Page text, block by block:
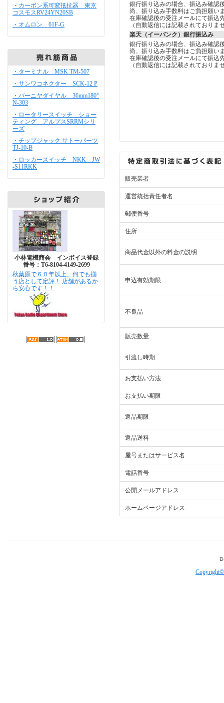
・カーボン系可変抵抗器 東京
コスモスRV24YN20SB
・オムロン 61F-G
・ターミナル MSK TM-507
・サンワコネクター SCK-12 P
・バーニヤダイヤル 36mm180°
N-303
・ロータリースイッチ ショー
ティング アルプスSRRMシリ
ーズ
・チップジャック サトーパーツ
TJ-10-B
・ロッカースイッチ NKK JW
-S11RKK
小林電機商会 インボイス登録
番号：T6-8104-4149-2699
秋葉原で６０年以上、何でも揃
う店として定評！ 店舗があるか
ら安心です！！
銀行振り込みの場合、振込み確認
尚、振り込み手数料はご負担願い
在庫確認後の受注メールにて振込
（自動返信には記載されておりま
楽天（イーバンク）銀行振込み
銀行振り込みの場合、振込み確認
尚、振り込み手数料はご負担願い
在庫確認後の受注メールにて振込
（自動返信には記載されておりま
販売業者
運営統括責任者名
郵便番号
住所
商品代金以外の料金の説明
申込有効期限
不良品
販売数量
引渡し時期
お支払い方法
お支払い期限
返品期限
返品送料
屋号またはサービス名
電話番号
公開メールアドレス
ホームページアドレス
Copyright©